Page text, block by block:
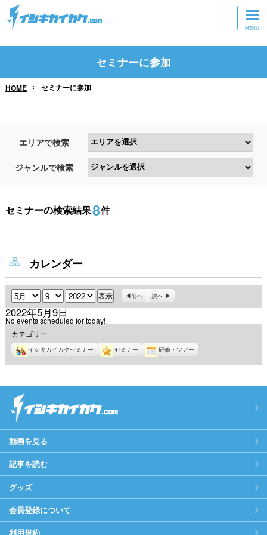
トップページ
研修・ツアーに参加
セミナーに参加
HOME セミナーに参加
エリアで検索
ジャンルで検索
セミナーの検索結果8件
カレンダー
月 日 年 前へ 次へ
2022年5月9日
No events scheduled for today!
カテゴリー
イシキカイカクセミナー セミナー 研修・ツアー
動画を見る
記事を読む
グッズ
会員登録について